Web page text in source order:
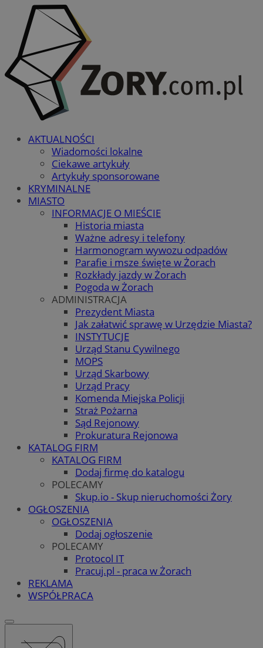
AKTUALNOŚCI
Wiadomości lokalne
Ciekawe artykuły
Artykuły sponsorowane
KRYMINALNE
MIASTO
INFORMACJE O MIEŚCIE
Historia miasta
Ważne adresy i telefony
Harmonogram wywozu odpadów
Parafie i msze święte w Żorach
Rozkłady jazdy w Żorach
Pogoda w Żorach
ADMINISTRACJA
Prezydent Miasta
Jak załatwić sprawę w Urzędzie Miasta?
INSTYTUCJE
Urząd Stanu Cywilnego
MOPS
Urząd Skarbowy
Urząd Pracy
Komenda Miejska Policji
Straż Pożarna
Sąd Rejonowy
Prokuratura Rejonowa
KATALOG FIRM
KATALOG FIRM
Dodaj firmę do katalogu
POLECAMY
Skup.io - Skup nieruchomości Żory
OGŁOSZENIA
OGŁOSZENIA
Dodaj ogłoszenie
POLECAMY
Protocol IT
Pracuj.pl - praca w Żorach
REKLAMA
WSPÓŁPRACA